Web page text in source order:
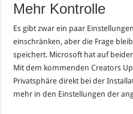
Mehr Kontrolle
Es gibt zwar ein paar
einschränken, aber die Frage
speichert. Microsoft hat auf
Mit dem kommenden Creators
Privatsphäre direkt bei der
mehr in den Einstellungen der